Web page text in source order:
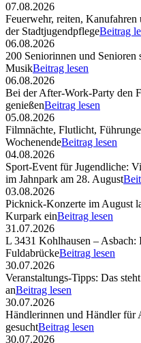
07.08.2026
Feuerwehr, reiten,
der StadtjugendpflegeBeitrag
06.08.2026
200 Seniorinnen und
MusikBeitrag lesen
06.08.2026
Bei der After-Work-Party den
genießenBeitrag lesen
05.08.2026
Filmnächte, Flutlicht,
WochenendeBeitrag lesen
04.08.2026
Sport-Event für Jugendliche:
im Jahnpark am 28. August
03.08.2026
Picknick-Konzerte im August
Kurpark einBeitrag lesen
31.07.2026
L 3431 Kohlhausen – Asbach:
FuldabrückeBeitrag lesen
30.07.2026
Veranstaltungs-Tipps: Das
anBeitrag lesen
30.07.2026
Händlerinnen und Händler für
gesuchtBeitrag lesen
30.07.2026